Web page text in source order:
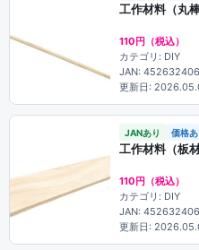
工作材料（丸
110円（税込）
カテゴリ: DIY
JAN:
更新日:
JANあり 価格あ
工作材料（板
110円（税込）
カテゴリ: DIY
JAN:
更新日: